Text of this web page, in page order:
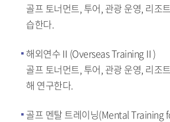
골프 토너먼트, 투어, 관광 운영, 리조
습한다.
해외연수Ⅱ(Overseas TrainingⅡ)
골프 토너먼트, 투어, 관광 운영, 리조
해 연구한다.
골프 멘탈 트레이닝(Mental Training